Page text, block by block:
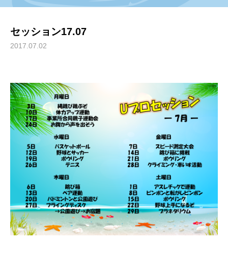
セッション17.07
2017.07.02